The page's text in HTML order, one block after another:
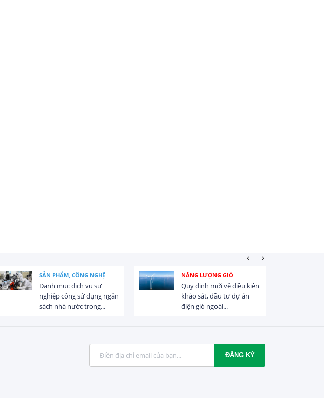
SẢN PHẨM, CÔNG NGHỆ
Danh mục dịch vụ sự
nghiệp công sử dụng ngân
sách nhà nước trong...
NĂNG LƯỢNG GIÓ
Quy định mới về điều kiện
khảo sát, đầu tư dự án
điện gió ngoài...
ĐĂNG KÝ